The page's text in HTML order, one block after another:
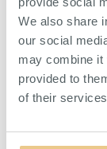
We also share
our social
may combine it
provided to
of their
Dessa